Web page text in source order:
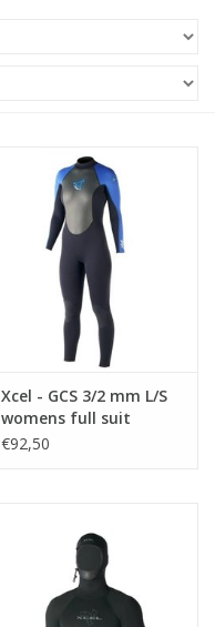
Xcel - GCS 3/2 mm L/S
womens full suit
€92,50